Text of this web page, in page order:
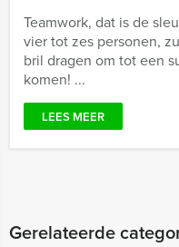
Teamwork, dat is de
vier tot zes personen,
bril dragen om tot een
komen! ...
LEES MEER
Gerelateerde